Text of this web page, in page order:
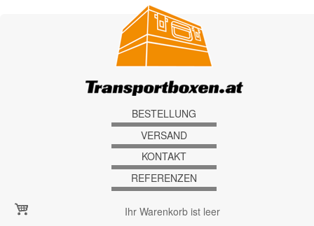
BESTELLUNG
VERSAND
KONTAKT
REFERENZEN
Ihr Warenkorb ist leer